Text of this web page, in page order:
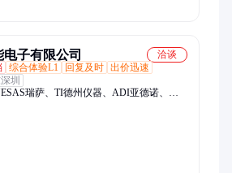
子有限公司
洽谈
综合体验L1 回复及时 出价迅速
圳
瑞萨、TI德州仪器、ADI亚德诺、国
赛灵思、可编程逻辑器件、电源芯片、接
处理器、时钟芯片、中科芯、阿尔特拉、
芯片、射频芯片、恩智浦、ST意法、中微
、三星存储